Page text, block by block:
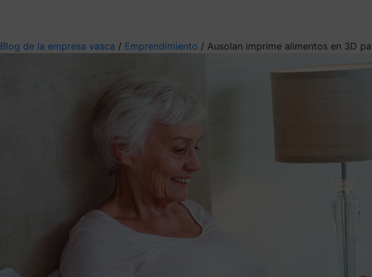
Blog de la empresa vasca / Emprendimiento / Ausolan imprime alimentos en 3D